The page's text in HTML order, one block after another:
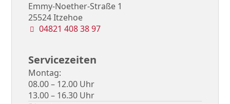
Emmy-Noether-Straße 1
25524 Itzehoe
Telefonnummer
04821 408 38 97
Servicezeiten
Montag
08.00– 12.00 Uhr
13.00– 16.30 Uhr